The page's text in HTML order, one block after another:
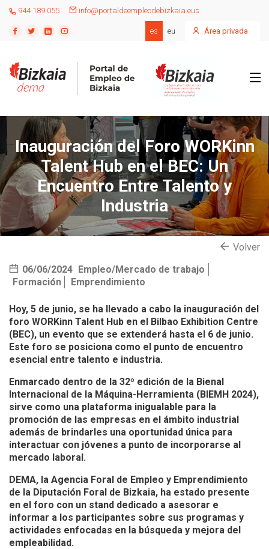
944 189 055 info@portaldeempleodebizkaia.eus
es eu Área privada
Inauguración del Foro WORKinn
Talent Hub en el BEC: Un
Encuentro Entre Talento y
Industria
Volver
06/06/2024 Empleo/Mercado de trabajo
Formación
Emprendimiento
Hoy, 5 de junio, se ha llevado a cabo la inauguración del
foro WORKinn Talent Hub en el Bilbao Exhibition Centre
(BEC), un evento que se extenderá hasta el 6 de junio.
Este foro se posiciona como el punto de encuentro
esencial entre talento e industria.
Enmarcado dentro de la 32º edición de la Bienal
Internacional de la Máquina-Herramienta (BIEMH 2024),
sirve como una plataforma inigualable para la
promoción de las empresas en el ámbito industrial
además de brindarles una oportunidad única para
interactuar con jóvenes a punto de incorporarse al
mercado laboral.
DEMA, la Agencia Foral de Empleo y Emprendimiento
de la Diputación Foral de Bizkaia, ha estado presente
en el foro con un stand dedicado a asesorar e
informar a los participantes sobre sus programas y
actividades enfocadas en la búsqueda y mejora del
empleabilidad.